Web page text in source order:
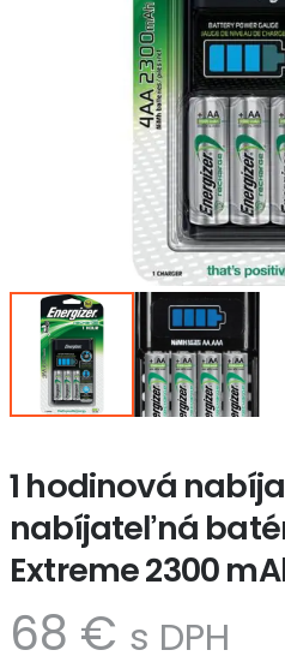
1 hodinová
nabíjateľná
Extreme 2300
68 € s DPH